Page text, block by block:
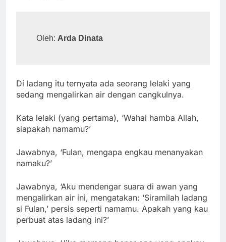
Oleh: Arda Dinata
Di ladang itu ternyata ada seorang lelaki yang
sedang mengalirkan air dengan cangkulnya.
Kata lelaki (yang pertama), ‘Wahai hamba Allah,
siapakah namamu?’
Jawabnya, ‘Fulan, mengapa engkau menanyakan
namaku?’
Jawabnya, ‘Aku mendengar suara di awan yang
mengalirkan air ini, mengatakan: ‘Siramilah ladang
si Fulan,’ persis seperti namamu. Apakah yang kau
perbuat atas ladang ini?’